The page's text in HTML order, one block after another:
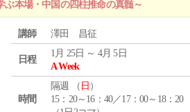
本場・中国の四柱推命の真髄～
講師 澤田 昌征
日程
1月 25日 ～ 4月 5日
A Week
時間
隔週 （ 日 ）
15：20～16：40／17：00～18：20